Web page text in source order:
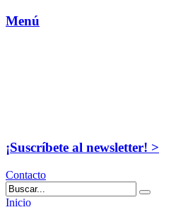
Menú
¡Suscríbete al newsletter! >
Contacto
Inicio